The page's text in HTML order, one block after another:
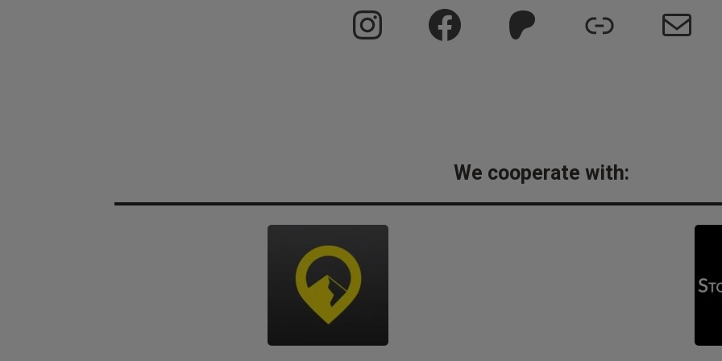
Instagram
Facebook
Patreon
Link
We cooperate with: